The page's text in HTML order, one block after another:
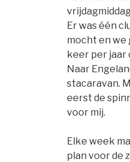
Er was één
mocht en we
keer per jaar
Naar
stacaravan.
eerst de
voor mij.
Elke week
plan voor de